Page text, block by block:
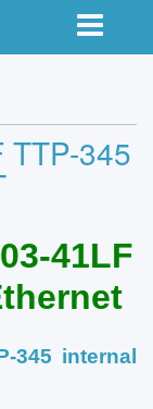
Toggle
TTP-345
41LF
345 internal